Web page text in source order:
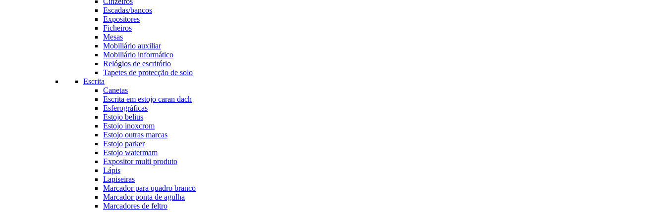
Escadas/bancos
Expositores
Ficheiros
Mesas
Mobiliário auxiliar
Mobiliário informático
Relógios de escritório
Tapetes de protecção de solo
Escrita
Canetas
Escrita em estojo caran dach
Esferográficas
Estojo belius
Estojo inoxcrom
Estojo outras marcas
Estojo parker
Estojo watermam
Expositor multi produto
Lápis
Lapiseiras
Marcador para quadro branco
Marcador ponta de agulha
Marcadores de feltro